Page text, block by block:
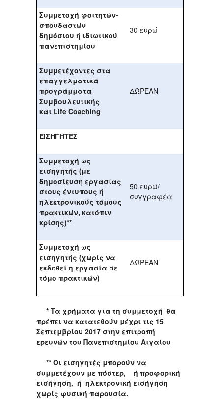
Συμμετοχή φοιτητών-
σπουδαστών
δημόσιου ή ιδιωτικού
πανεπιστημίου
30 ευρώ
Συμμετέχοντες στα
επαγγελματικά
προγράμματα
Συμβουλευτικής
και Life Coaching
ΔΩΡΕΑΝ
ΕΙΣΗΓΗΤΕΣ
Συμμετοχή ως
εισηγητής (με
δημοσίευση εργασίας
στους έντυπους ή
ηλεκτρονικούς τόμους
πρακτικών, κατόπιν
κρίσης)**
50 ευρώ/
συγγραφέα
Συμμετοχή ως
εισηγητής (χωρίς να
εκδοθεί η εργασία σε
τόμο πρακτικών)
ΔΩΡΕΑΝ
* Τα χρήματα για τη συμμετοχή θα
πρέπει να κατατεθούν μέχρι τις 15
Σεπτεμβρίου 2017 στην επιτροπή
ερευνών του Πανεπιστημίου Αιγαίου
** Οι εισηγητές μπορούν να
συμμετέχουν με πόστερ, ή προφορική
εισήγηση, ή ηλεκτρονική εισήγηση
χωρίς φυσική παρουσία.